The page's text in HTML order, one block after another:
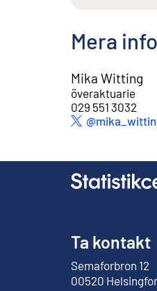
Mera
Mika Witting
överaktuarie
029 551 3032
Extern länk
Ta kontakt
Semaforbron 12
00520
Extern länk